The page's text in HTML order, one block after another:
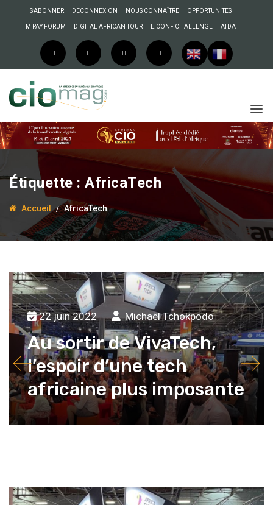
S’ABONNER DECONNEXION NOUS CONNAÎTRE OPPORTUNITES
M PAY FORUM DIGITAL AFRICAN TOUR E.CONF CHALLENGE ATDA
Étiquette : AfricaTech
Accueil AfricaTech
22 juin 2022 Michaël Tchokpodo
Au sortir de VivaTech,
l’espoir d’une tech
africaine plus imposante